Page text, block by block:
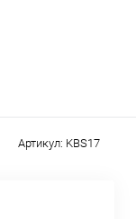
Артикул: KBS17